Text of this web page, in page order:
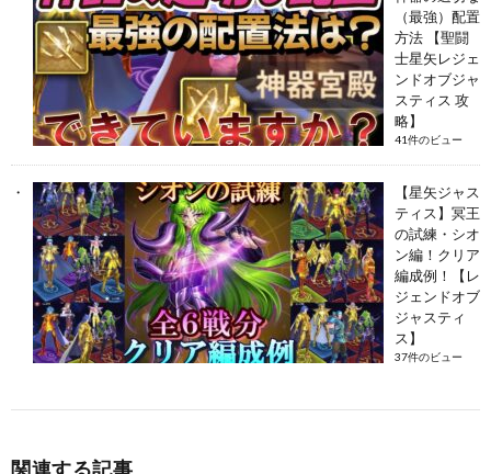
（最強）配置
方法 【聖闘
士星矢レジェ
ンドオブジャ
スティス 攻
略】
41件のビュー
【星矢ジャス
ティス】冥王
の試練・シオ
ン編！クリア
編成例！【レ
ジェンドオブ
ジャスティ
ス】
37件のビュー
関連する記事